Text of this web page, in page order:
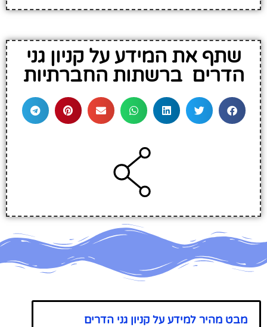
שתף את המידע על קניון גני
הדרים ברשתות החברתיות
מבט מהיר למידע על קניון גני הדרים